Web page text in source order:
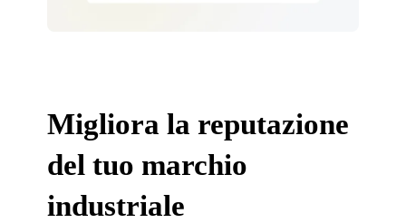
Migliora la reputazione
del tuo marchio
industriale